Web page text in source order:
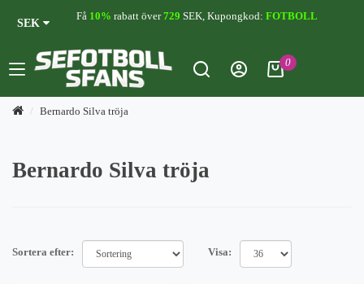
SEK
Få 10% rabatt över729 SEK, Kupongkod: FOTBOLL
0
Bernardo Silva tröja
Bernardo Silva tröja
Sortera efter: Visa: